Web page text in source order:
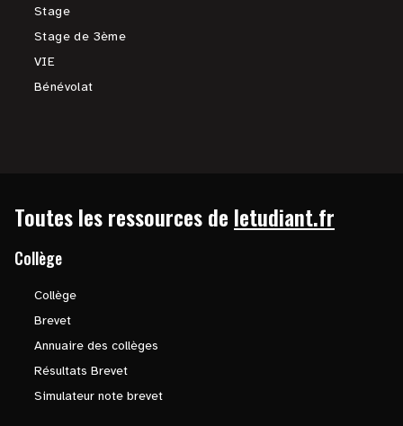
Stage
Stage de 3ème
VIE
Bénévolat
Toutes les ressources de letudiant.fr
Collège
Collège
Brevet
Annuaire des collèges
Résultats Brevet
Simulateur note brevet